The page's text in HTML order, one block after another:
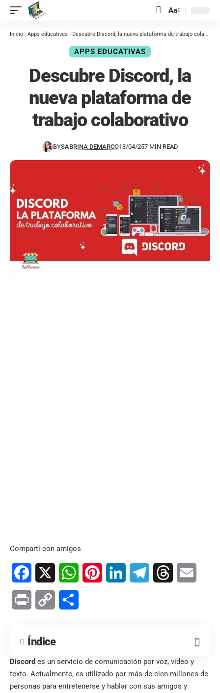
contenido Aa
Inicio - Apps educativas - Descubre Discord, la nueva plataforma de trabajo colaborativo
APPS EDUCATIVAS
Descubre Discord, la
nueva plataforma de
trabajo colaborativo
BYSABRINA DEMARCO13/04/257 MIN READ
Compartí con amigos
Facebook WhatsAppPinterest LinkedIn TelegramThreads
Print Copy
Índice
Discord es un servicio de comunicación por voz, video y
texto. Actualmente, es utilizado por más de cien millones de
personas para entretenerse y hablar con sus amigos y